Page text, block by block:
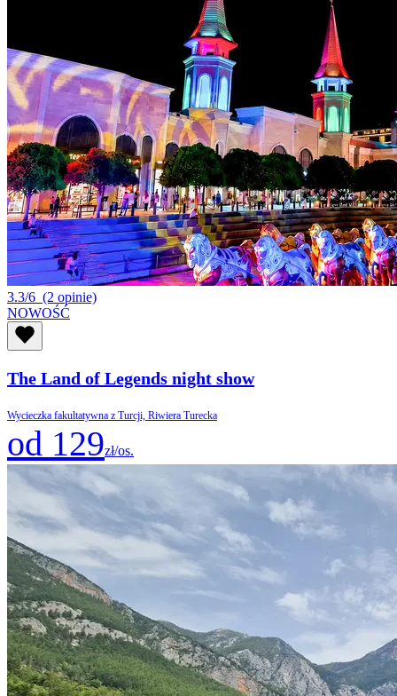
3.3/6 (2 opinie)
NOWOŚĆ
The Land of Legends night show
Wycieczka fakultatywna z Turcji, Riwiera Turecka
od 129zł/os.